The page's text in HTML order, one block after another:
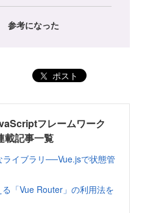
参考になった
ポスト
フレームワーク
載記事一覧
イブラリ──Vue.jsで状態管
「Vue Router」の利用法を